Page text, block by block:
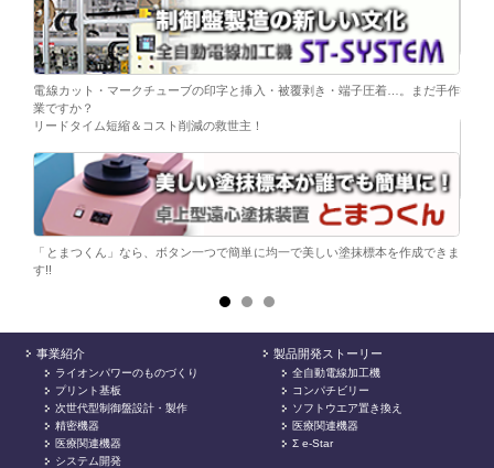
載。
電線カット・マークチューブの印字と挿入・被覆剥き・端子圧着…。まだ手作
業ですか？
リードタイム短縮＆コスト削減の救世主！
「とまつくん」なら、ボタン一つで簡単に均一で美しい塗抹標本を作成できま
す!!
事業紹介
ライオンパワーのものづくり
プリント基板
次世代型制御盤設計・製作
精密機器
医療関連機器
システム開発
製品開発ストーリー
全自動電線加工機
コンパチビリー
ソフトウエア置き換え
医療関連機器
Σ e-Star